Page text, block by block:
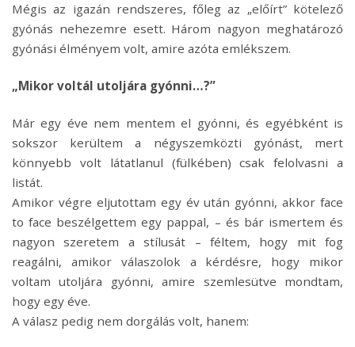
Mégis az igazán rendszeres, főleg az „előírt” kötelező
gyónás nehezemre esett. Három nagyon meghatározó
gyónási élményem volt, amire azóta emlékszem.
„Mikor voltál utoljára gyónni…?”
Már egy éve nem mentem el gyónni, és egyébként is
sokszor kerültem a négyszemközti gyónást, mert
könnyebb volt látatlanul (fülkében) csak felolvasni a
listát.
Amikor végre eljutottam egy év után gyónni, akkor face
to face beszélgettem egy pappal, – és bár ismertem és
nagyon szeretem a stílusát – féltem, hogy mit fog
reagálni, amikor válaszolok a kérdésre, hogy mikor
voltam utoljára gyónni, amire szemlesütve mondtam,
hogy egy éve.
A válasz pedig nem dorgálás volt, hanem: